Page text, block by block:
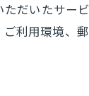
だいたサー
利用環境、郵